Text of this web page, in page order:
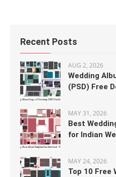
Recent Posts
AUG 2, 2026
Wedding
(PSD) Free
MAY 31, 2026
Best
for Indian
MAY 24, 2026
Top 10 Free